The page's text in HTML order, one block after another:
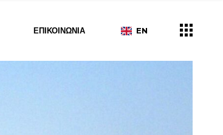
ΕΠΙΚΟΙΝΩΝΊΑ EN